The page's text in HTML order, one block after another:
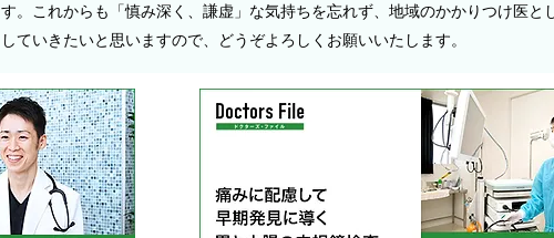
す。これからも「慎み深く、謙虚」な気持ちを忘れず、地域のかかりつけ医と
していきたいと思いますので、どうぞよろしくお願いいたします。